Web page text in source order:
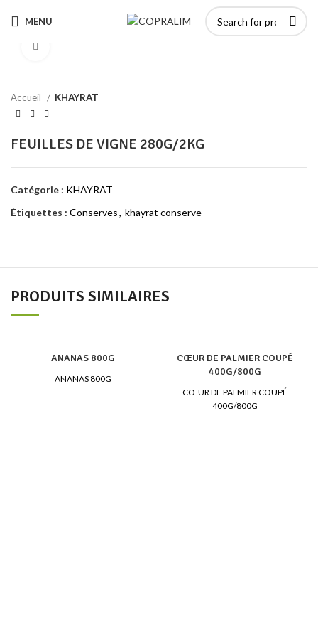
MENU
Accueil KHAYRAT
FEUILLES DE VIGNE 280G/2KG
Catégorie : KHAYRAT
Étiquettes : Conserves, khayrat conserve
PRODUITS SIMILAIRES
ANANAS 800G
ANANAS 800G
CŒUR DE PALMIER COUPÉ
400G/800G
CŒUR DE PALMIER COUPÉ
400G/800G